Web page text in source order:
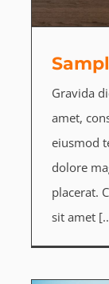
Gravida
amet,
eiusmod
dolore
placerat.
sit amet